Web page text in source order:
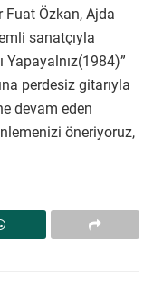
Fuat Özkan, Ajda
sanatçıyla
Yapayalnız(1984)”
perdesiz gitarıyla
devam eden
öneriyoruz,